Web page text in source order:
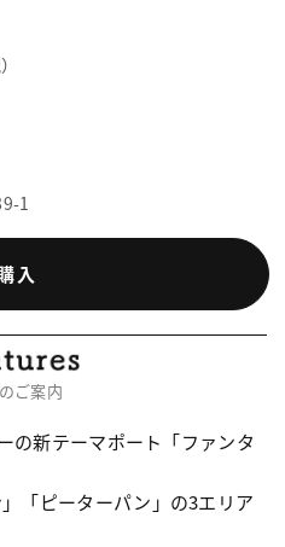
1
入
ご案内
の新テーマポート「ファンタ
「ピーターパン」の3エリア